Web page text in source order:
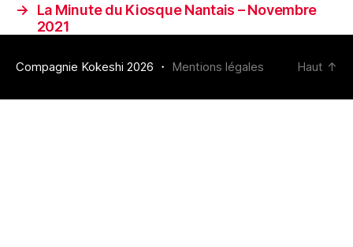
→
La Minute du Kiosque Nantais – Novembre
2021
Compagnie Kokeshi 2026 ・ Mentions légales Haut ↑